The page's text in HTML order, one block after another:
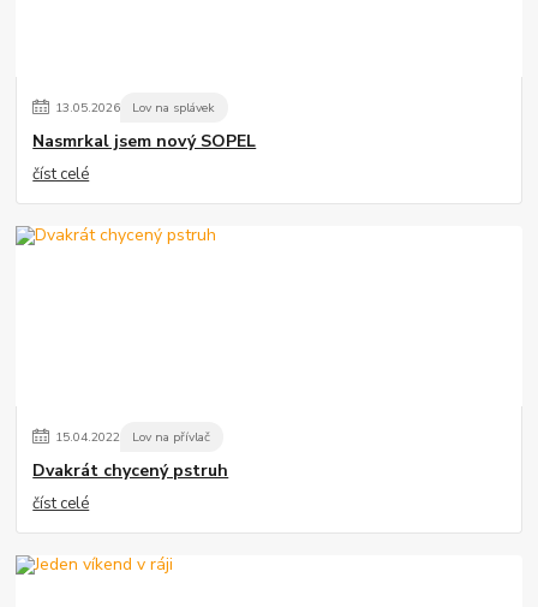
13.05.2026 Lov na splávek
Nasmrkal jsem nový SOPEL
číst celé
15.04.2022 Lov na přívlač
Dvakrát chycený pstruh
číst celé